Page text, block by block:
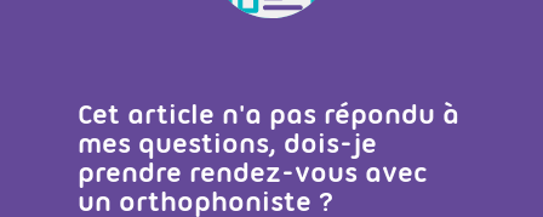
Cet article n'a pas répondu à
mes questions, dois-je
prendre rendez-vous avec
un orthophoniste ?